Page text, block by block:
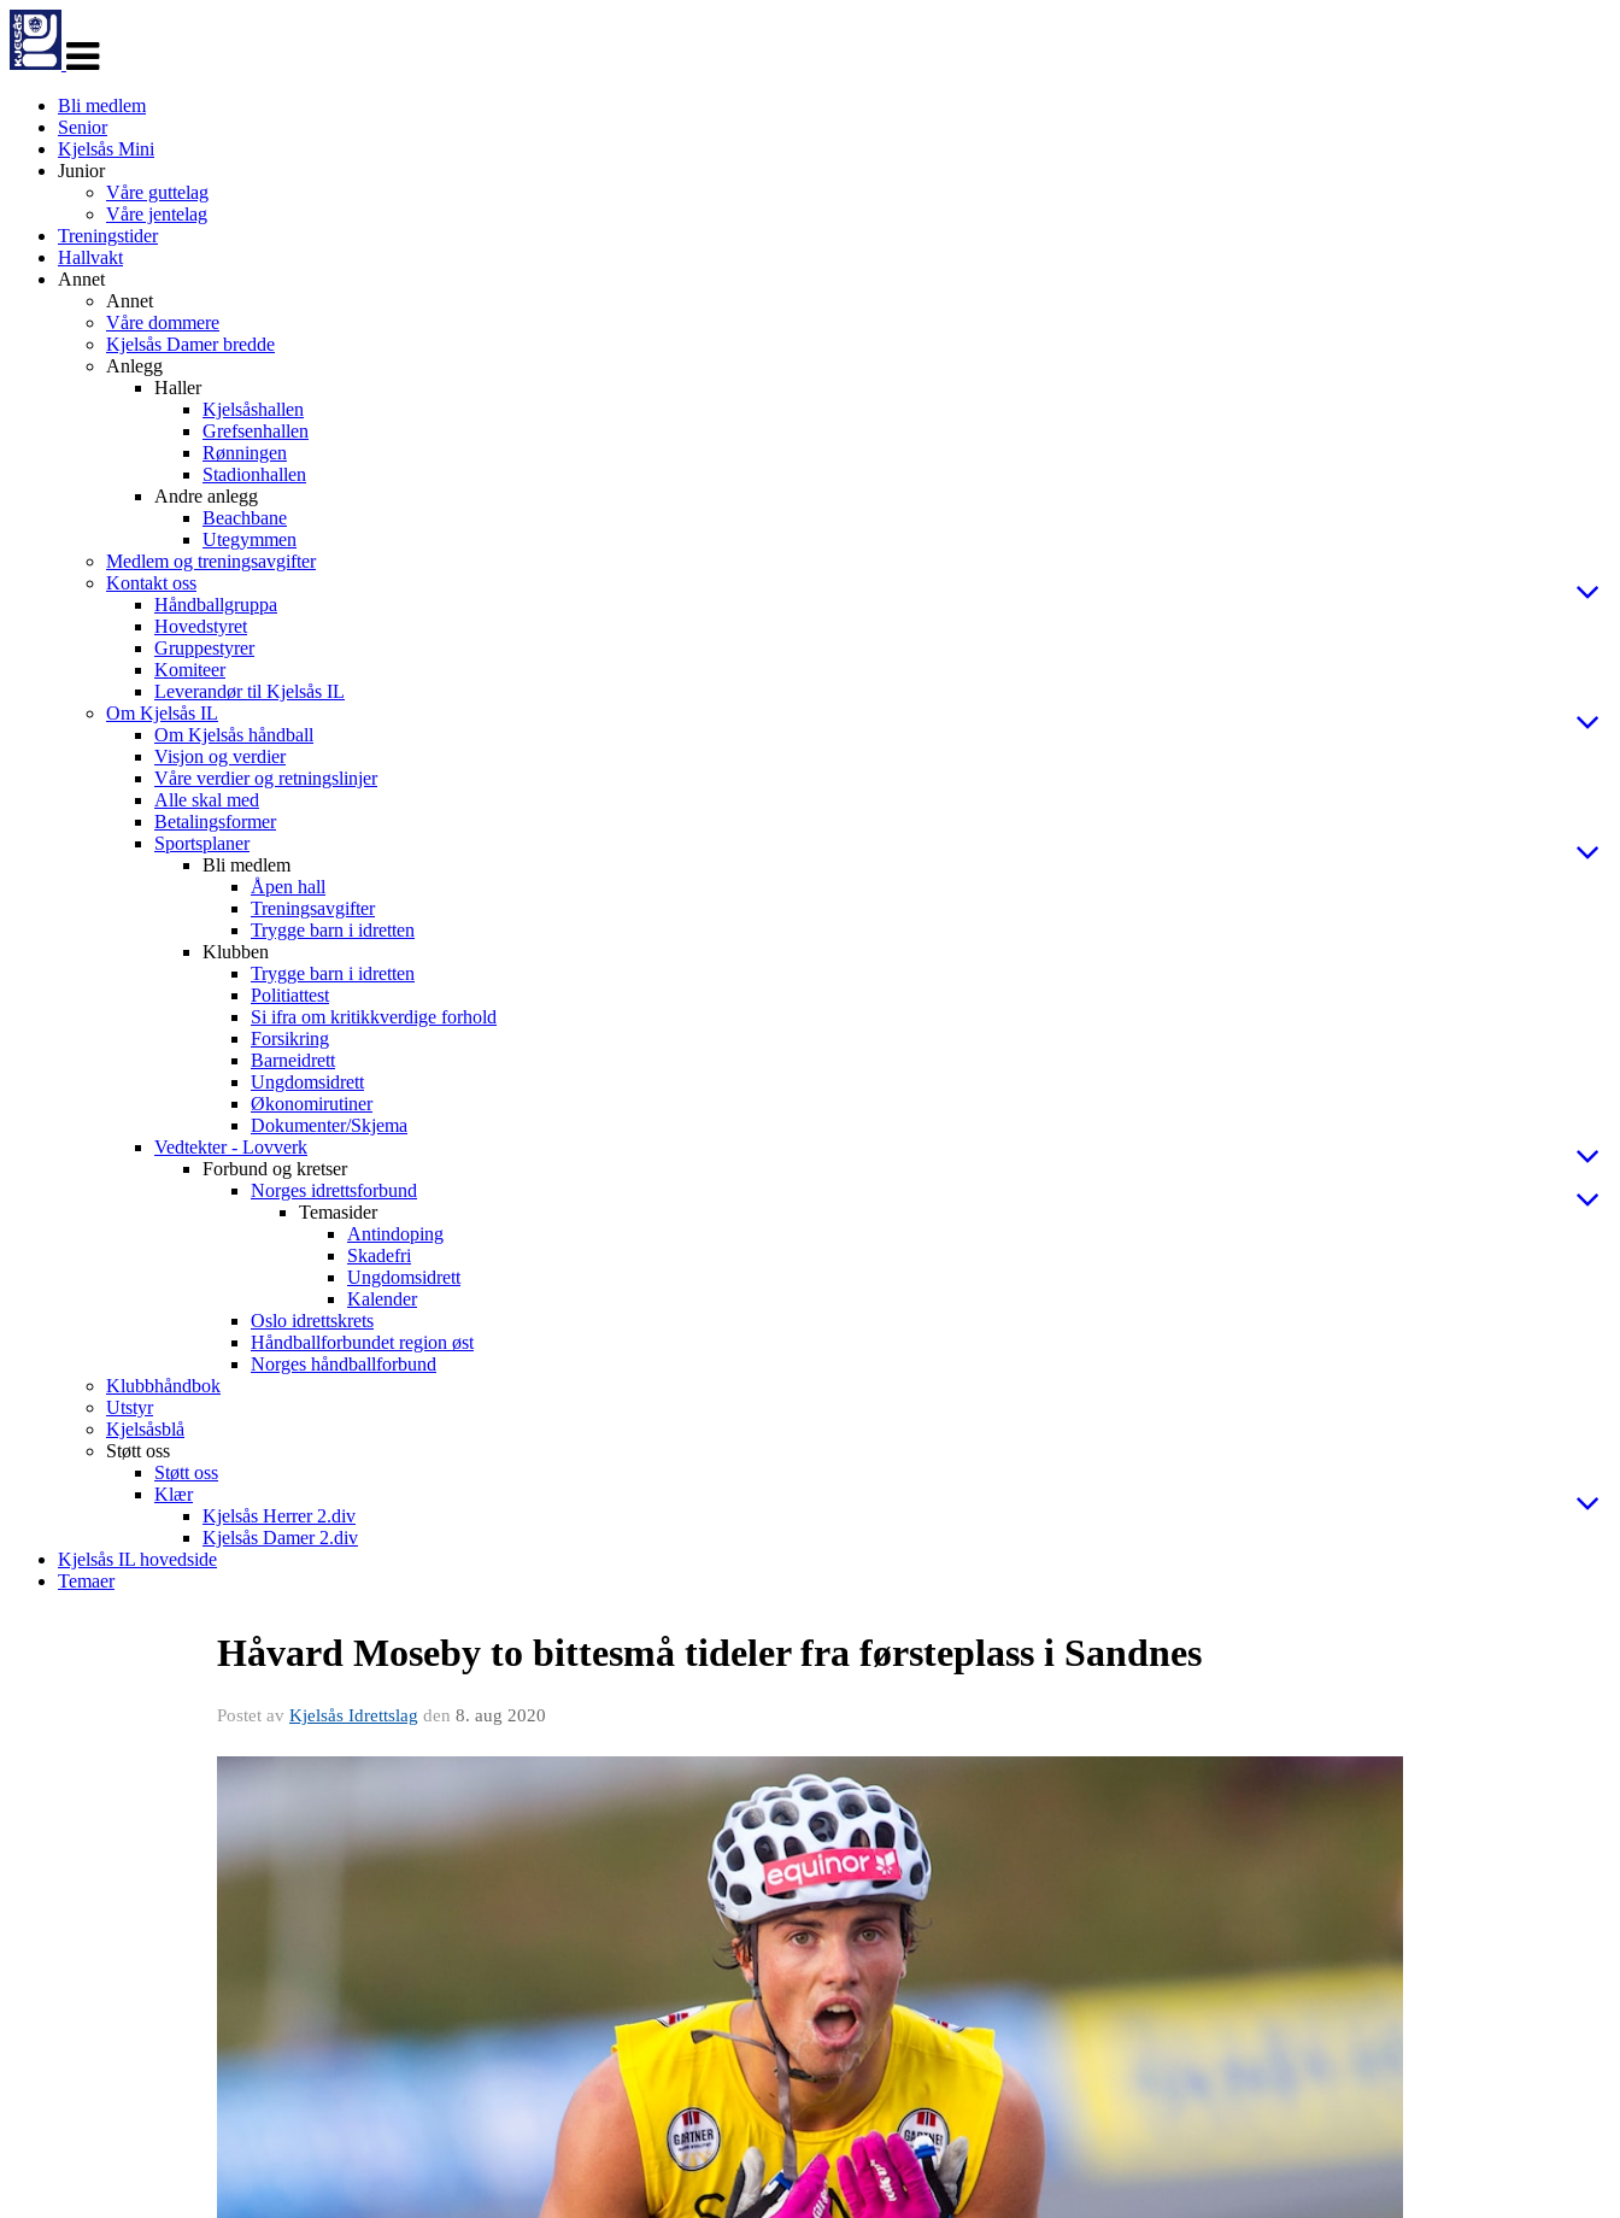
navigasjon
Bli medlem
Senior
Kjelsås Mini
Junior
Våre guttelag
Våre jentelag
Treningstider
Hallvakt
Annet
Annet
Våre dommere
Kjelsås Damer bredde
Anlegg
Haller
Kjelsåshallen
Grefsenhallen
Rønningen
Stadionhallen
Andre anlegg
Beachbane
Utegymmen
Medlem og treningsavgifter
Kontakt oss
Håndballgruppa
Hovedstyret
Gruppestyrer
Komiteer
Leverandør til Kjelsås IL
Om Kjelsås IL
Om Kjelsås håndball
Visjon og verdier
Våre verdier og retningslinjer
Alle skal med
Betalingsformer
Sportsplaner
Bli medlem
Åpen hall
Treningsavgifter
Trygge barn i idretten
Klubben
Trygge barn i idretten
Politiattest
Si ifra om kritikkverdige forhold
Forsikring
Barneidrett
Ungdomsidrett
Økonomirutiner
Dokumenter/Skjema
Vedtekter - Lovverk
Forbund og kretser
Norges idrettsforbund
Temasider
Antindoping
Skadefri
Ungdomsidrett
Kalender
Oslo idrettskrets
Håndballforbundet region øst
Norges håndballforbund
Klubbhåndbok
Utstyr
Kjelsåsblå
Støtt oss
Støtt oss
Klær
Kjelsås Herrer 2.div
Kjelsås Damer 2.div
Kjelsås IL hovedside
Temaer
Håvard Moseby to bittesmå tideler fra førsteplass i Sandnes
Postet av Kjelsås Idrettslag den 8. aug 2020